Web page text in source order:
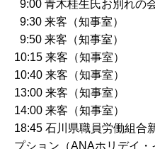
9:00 青木桂生氏お別れの
9:30 来客（知事室）
9:50 来客（知事室）
10:15 来客（知事室）
10:40 来客（知事室）
13:00 来客（知事室）
14:00 来客（知事室）
18:45 石川県職員労働組合
プション（ANAホリデイ・